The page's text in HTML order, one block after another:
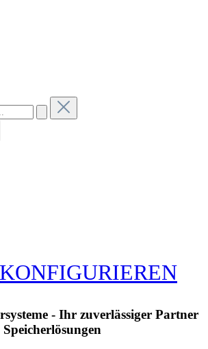
KONFIGURIEREN
- Ihr zuverlässiger Partner